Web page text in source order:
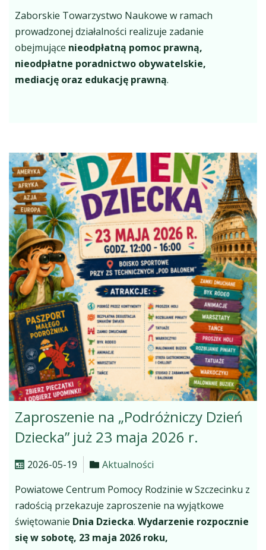
Zaborskie Towarzystwo Naukowe w ramach
prowadzonej działalności realizuje zadanie
obejmujące nieodpłatną pomoc prawną,
nieodpłatne poradnictwo obywatelskie,
mediację oraz edukację prawną.
Zaproszenie na „Podróżniczy Dzień
Dziecka” już 23 maja 2026 r.
2026-05-19
Aktualności
Powiatowe Centrum Pomocy Rodzinie w Szczecinku z
radością przekazuje zaproszenie na wyjątkowe
świętowanie Dnia Dziecka. Wydarzenie rozpocznie
się w sobotę, 23 maja 2026 roku,